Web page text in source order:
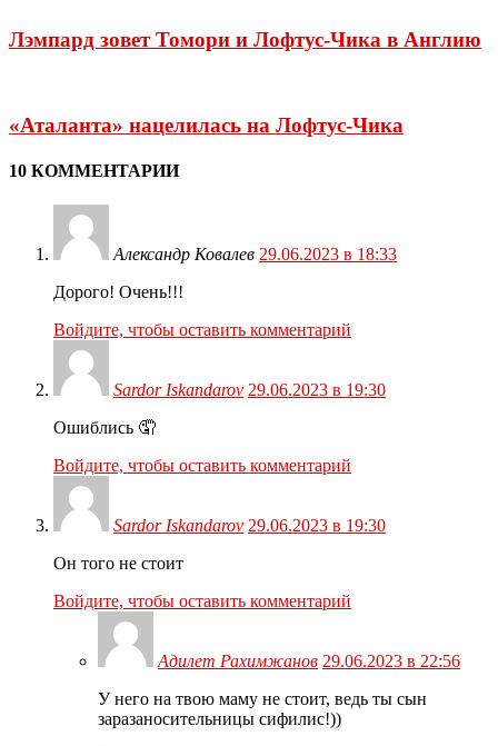
Лэмпард зовет Томори и Лофтус-Чика в Англию
«Аталанта» нацелилась на Лофтус-Чика
10 КОММЕНТАРИИ
Александр Ковалев 29.06.2023 в 18:33
Дорого! Очень!!!
Войдите, чтобы оставить комментарий
Sardor Iskandarov 29.06.2023 в 19:30
Ошиблись 🤦
Войдите, чтобы оставить комментарий
Sardor Iskandarov 29.06.2023 в 19:30
Он того не стоит
Войдите, чтобы оставить комментарий
Адилет Рахимжанов 29.06.2023 в 22:56
У него на твою маму не стоит, ведь ты сын
заразаносительницы сифилис!))